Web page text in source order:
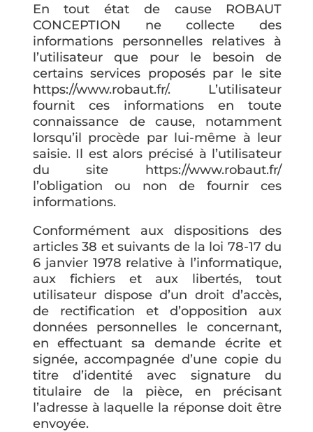
En tout état de cause ROBAUT
CONCEPTION ne collecte des
informations personnelles relatives à
l’utilisateur que pour le besoin de
certains services proposés par le site
https://www.robaut.fr/. L’utilisateur
fournit ces informations en toute
connaissance de cause, notamment
lorsqu’il procède par lui-même à leur
saisie. Il est alors précisé à l’utilisateur
du site https://www.robaut.fr/
l’obligation ou non de fournir ces
informations.
Conformément aux dispositions des
articles 38 et suivants de la loi 78-17 du
6 janvier 1978 relative à l’informatique,
aux fichiers et aux libertés, tout
utilisateur dispose d’un droit d’accès,
de rectification et d’opposition aux
données personnelles le concernant,
en effectuant sa demande écrite et
signée, accompagnée d’une copie du
titre d’identité avec signature du
titulaire de la pièce, en précisant
l’adresse à laquelle la réponse doit être
envoyée.